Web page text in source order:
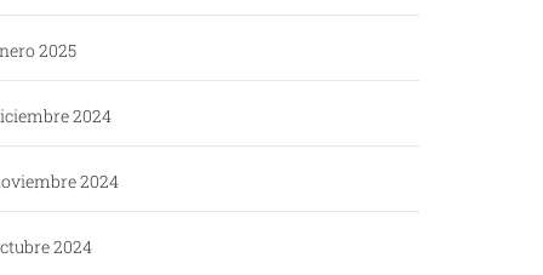
2025
2024
2024
2024